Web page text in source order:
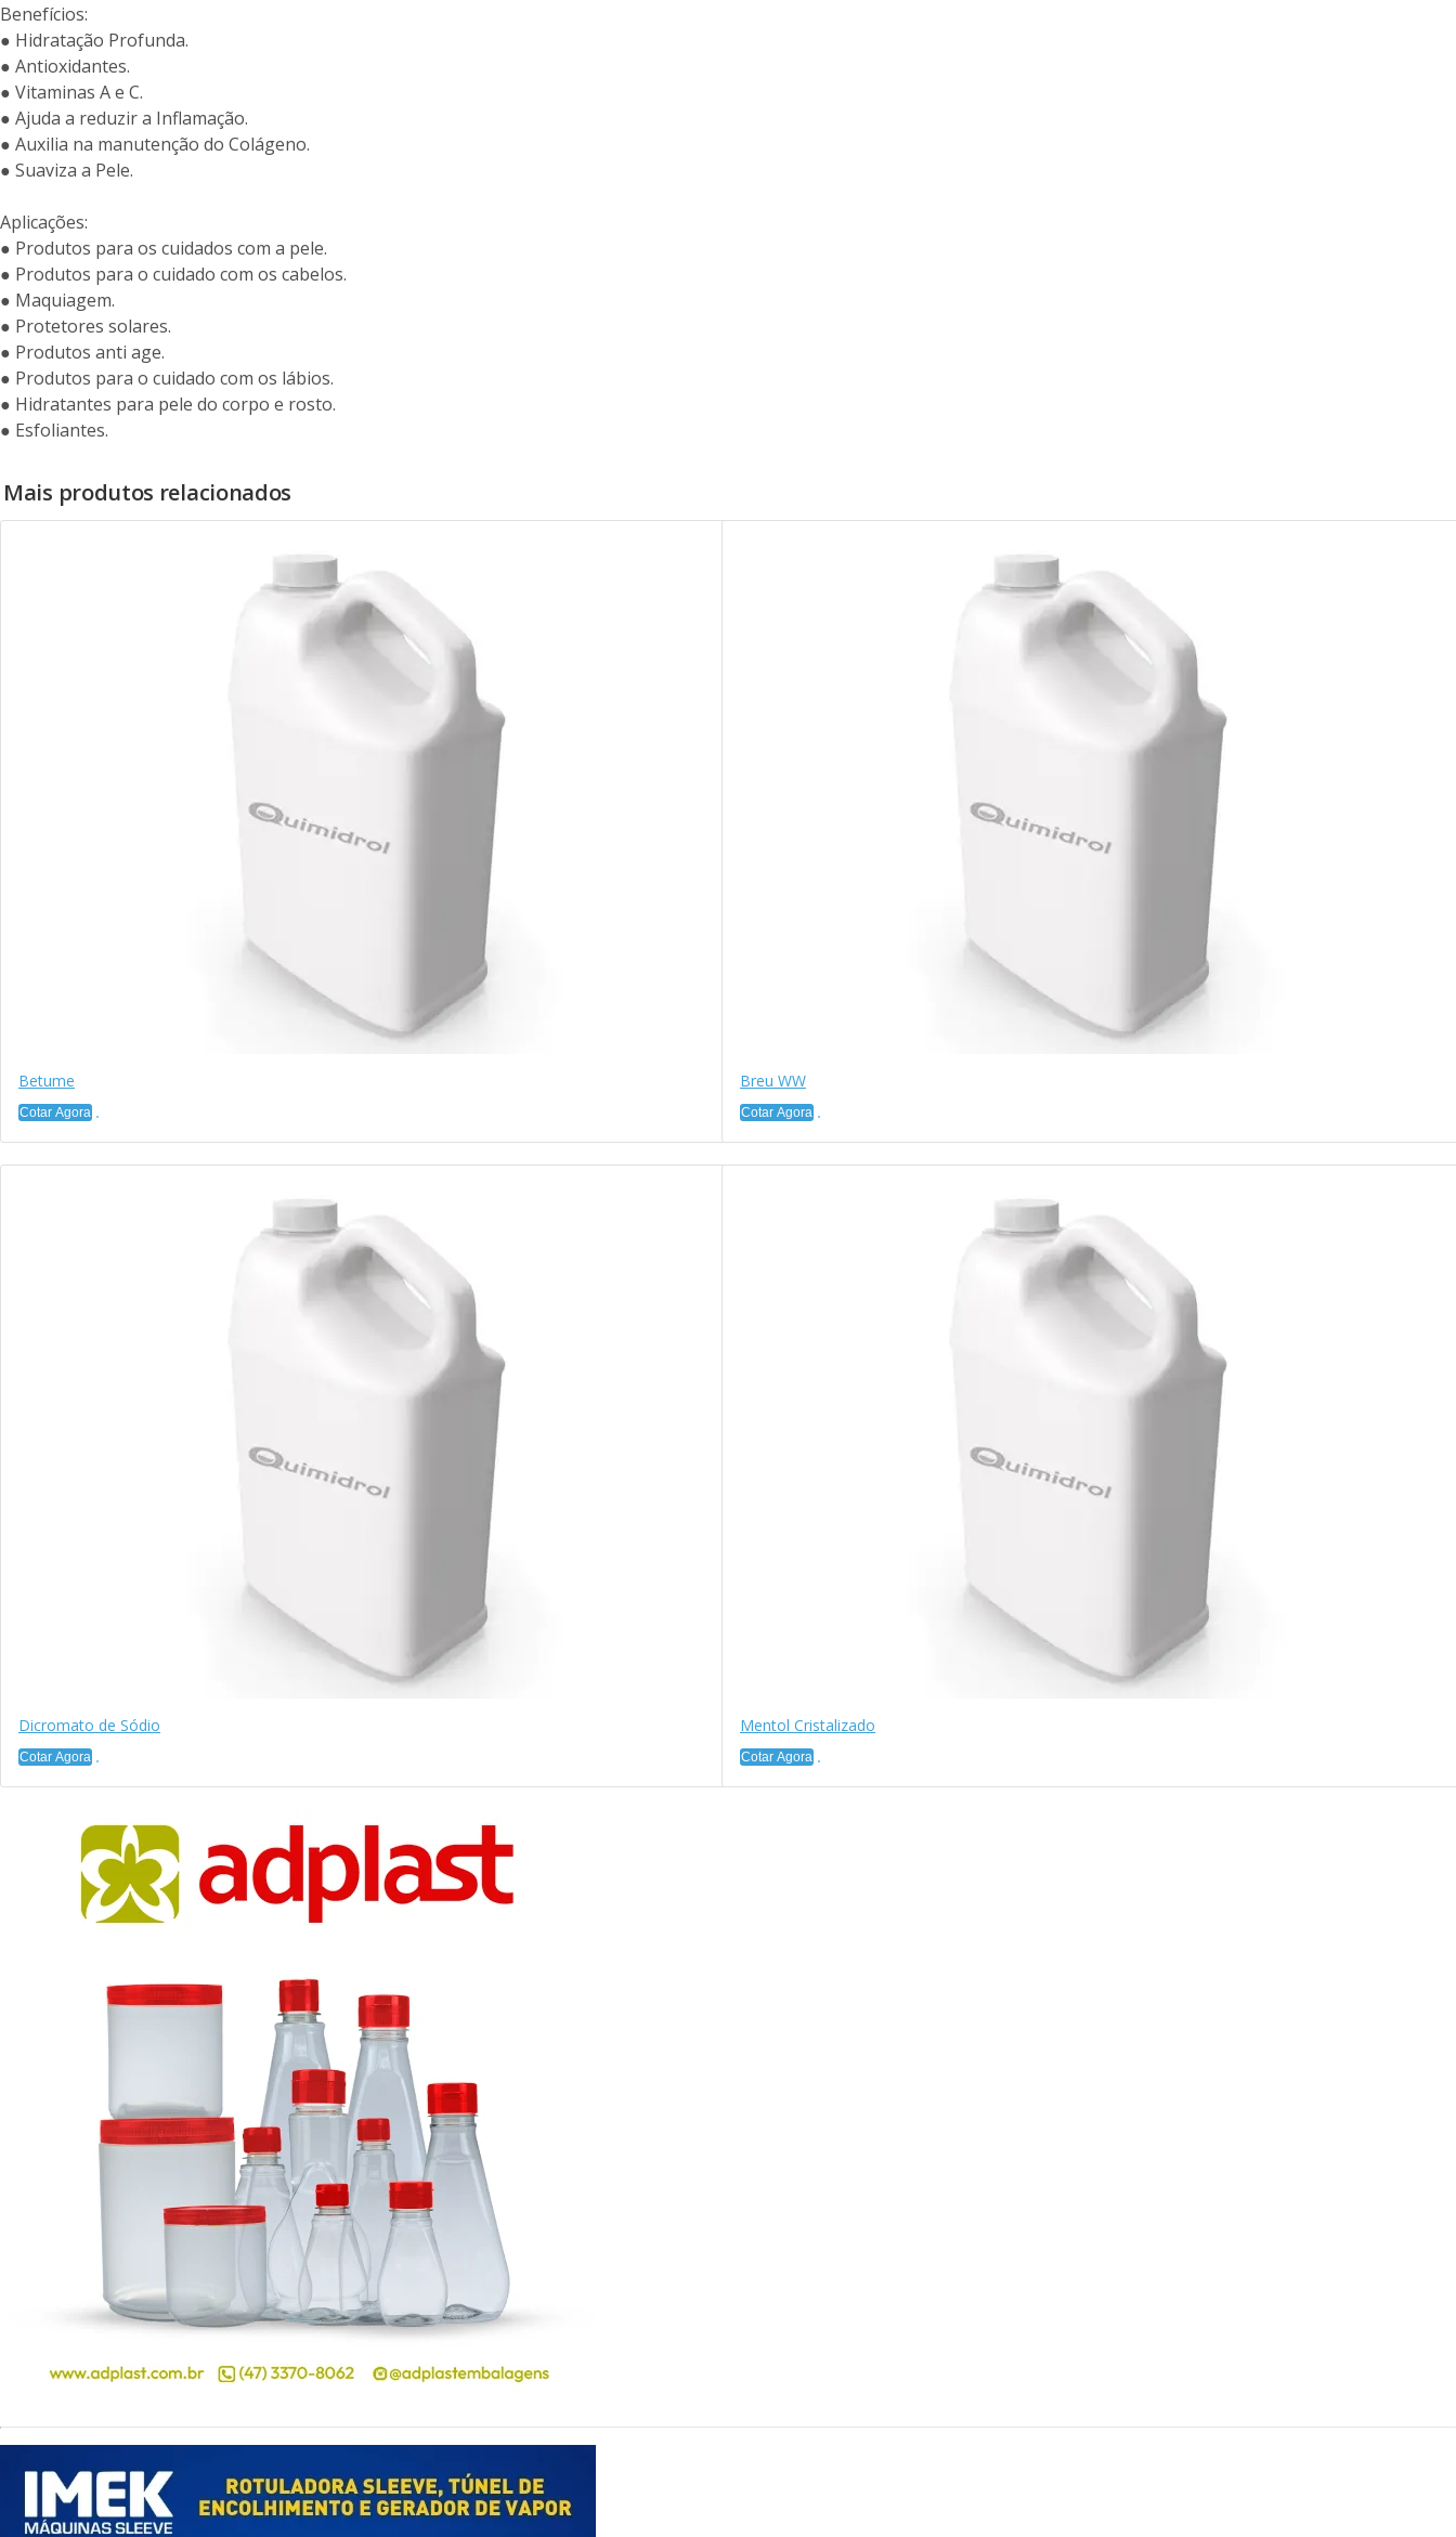
Benefícios:
● Hidratação Profunda.
● Antioxidantes.
● Vitaminas A e C.
● Ajuda a reduzir a Inflamação.
● Auxilia na manutenção do Colágeno.
● Suaviza a Pele.
Aplicações:
● Produtos para os cuidados com a pele.
● Produtos para o cuidado com os cabelos.
● Maquiagem.
● Protetores solares.
● Produtos anti age.
● Produtos para o cuidado com os lábios.
● Hidratantes para pele do corpo e rosto.
● Esfoliantes.
Mais produtos relacionados
Betume
Cotar Agora
Breu WW
Cotar Agora
Dicromato de Sódio
Cotar Agora
Mentol Cristalizado
Cotar Agora